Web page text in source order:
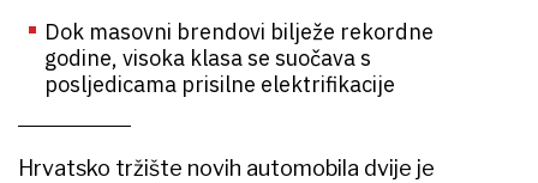
Dok masovni brendovi bilježe rekordne
godine, visoka klasa se suočava s
posljedicama prisilne elektrifikacije
Hrvatsko tržište novih automobila dvije je